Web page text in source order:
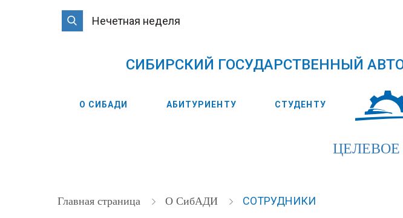
Нечетная неделя
CИБИРСКИЙ ГОСУДАРСТВЕННЫЙ
О СИБАДИ АБИТУРИЕНТУ СТУДЕНТУ
Главная страница О СибАДИ СОТРУДНИКИ